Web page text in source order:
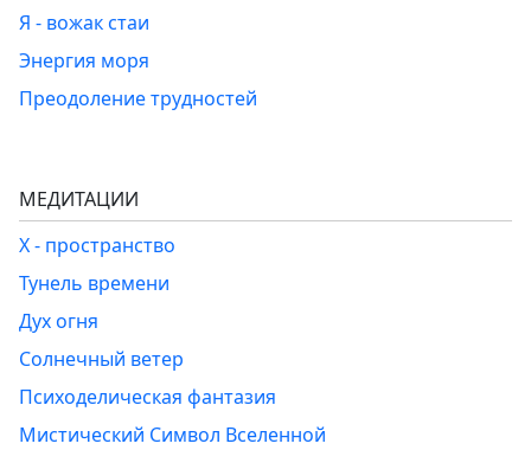
Я - вожак стаи
Энергия моря
Преодоление трудностей
МЕДИТАЦИИ
Х - пространство
Тунель времени
Дух огня
Солнечный ветер
Психоделическая фантазия
Мистический Символ Вселенной